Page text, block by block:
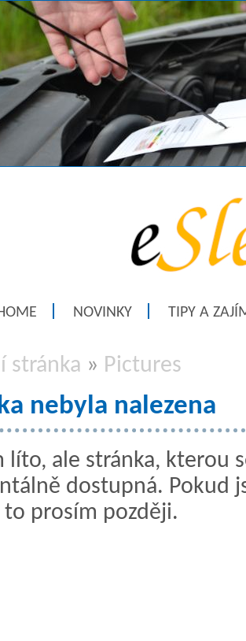
NOVINKY TIPY A
stránka » Pictures
nebyla nalezena
líto, ale stránka, kterou
dostupná. Pokud
to prosím později.